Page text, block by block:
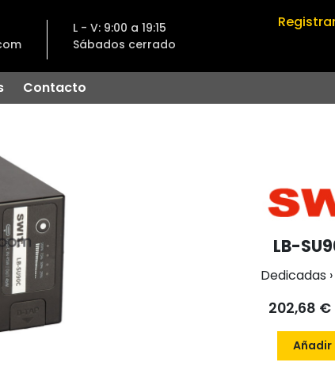
L - V: 9:00 a 19:15
Sábados cerrado
Contacto
LB-
Dedicadas
202,68 €